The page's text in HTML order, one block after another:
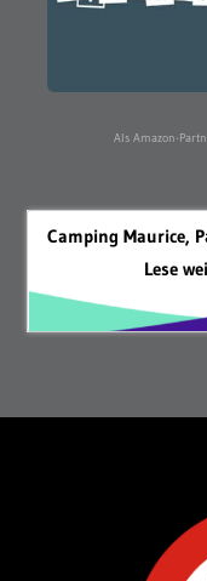
Als Amazon-
Camping Maurice,
Lese